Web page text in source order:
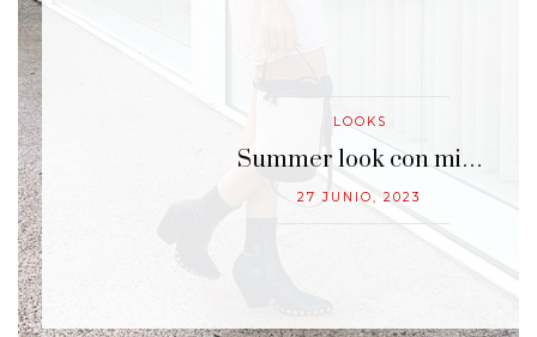
LOOKS
Summer look con mi…
27 JUNIO, 2023